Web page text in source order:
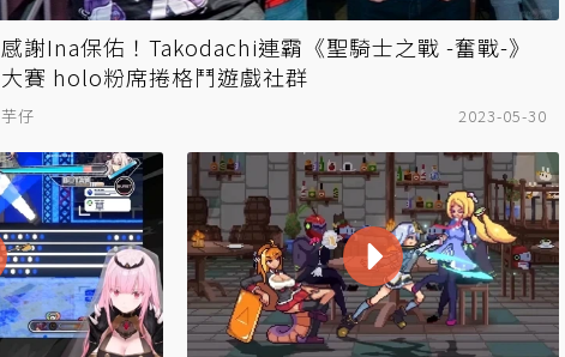
感謝Ina保佑！Takodachi連霸《聖騎士之戰 -奮戰-》
大賽 holo粉席捲格鬥遊戲社群
芋仔 2023-05-30